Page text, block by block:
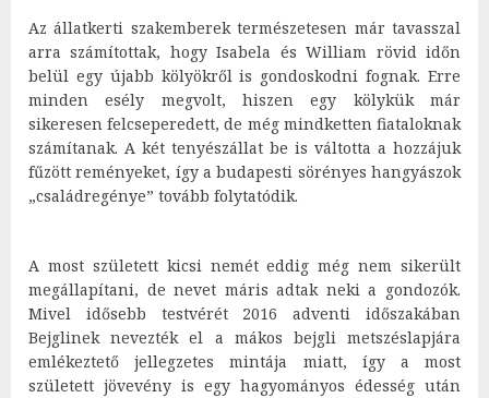
Az állatkerti szakemberek természetesen már tavasszal
arra számítottak, hogy Isabela és William rövid időn
belül egy újabb kölyökről is gondoskodni fognak. Erre
minden esély megvolt, hiszen egy kölykük már
sikeresen felcseperedett, de még mindketten fiataloknak
számítanak. A két tenyészállat be is váltotta a hozzájuk
fűzött reményeket, így a budapesti sörényes hangyászok
„családregénye” tovább folytatódik.
A most született kicsi nemét eddig még nem sikerült
megállapítani, de nevet máris adtak neki a gondozók.
Mivel idősebb testvérét 2016 adventi időszakában
Bejglinek nevezték el a mákos bejgli metszéslapjára
emlékeztető jellegzetes mintája miatt, így a most
született jövevény is egy hagyományos édesség után